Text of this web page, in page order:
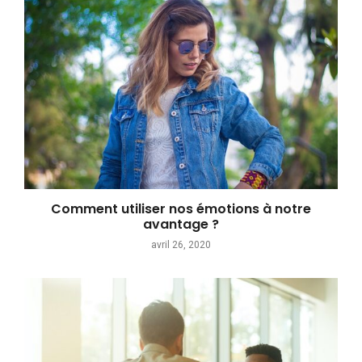
Comment utiliser nos émotions à notre
avantage ?
avril 26, 2020